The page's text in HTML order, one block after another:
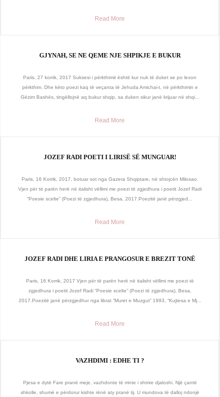
Read More
GJYNAH, SE NE QEME NJE SHPIKJE E BUKUR
Paris, 27 korrik, 2017 Suksesi i përkthimit është kur nuk të duket se po lexon
përkthim. Dhe këto poezi kaq të veçanta të Jehuda Amichai-t, në përkthimin e
Gëzim Bashës, tingëllojnë aq bukur shqip, sa duken sikur janë krijuar në shqi...
Read More
JOZEF RADI POETI I LIRISË SË MUNGUAR!
Paris, 16 Korrik, 2017, botuar sot nga Gazera Shqiptare, në shtojcën Milosao.
Vjen për të parën herë në italisht vëllimi me poezi të zgjedhura i poetit Jozef Radi
“Poesie scelte” (Poezi të zgjedhura), Besa, 2017.Poezitë janë përzgjed...
Read More
JOZEF RADI DHE LIRIA E PRANGOSUR E BREZIT TONË
Paris, 16 Korrik, 2017 Vjen për të parën herë në italisht vëllimi me poezi të
zgjedhura i poetit Jozef Radi “Poesie scelte” (Poezi të zgjedhura), Besa,
2017.Poezitë janë përzgjedhur nga librat “Muret e Muzgut” 1993, “Kujtesa e Mj...
Read More
VAZHDIMI : EDHE TI ?
Pjesa e dytë Fare pranë meje, vazhdonte të rrinte i shtrire djaloshi. Një çantë
shkolle, shumë e përdorur kishte rënë aty pranë tij. U mundova të dalloj ndonjë